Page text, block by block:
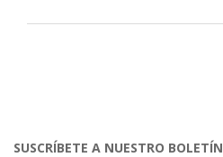
SUSCRÍBETE A NUESTRO BOLETÍN